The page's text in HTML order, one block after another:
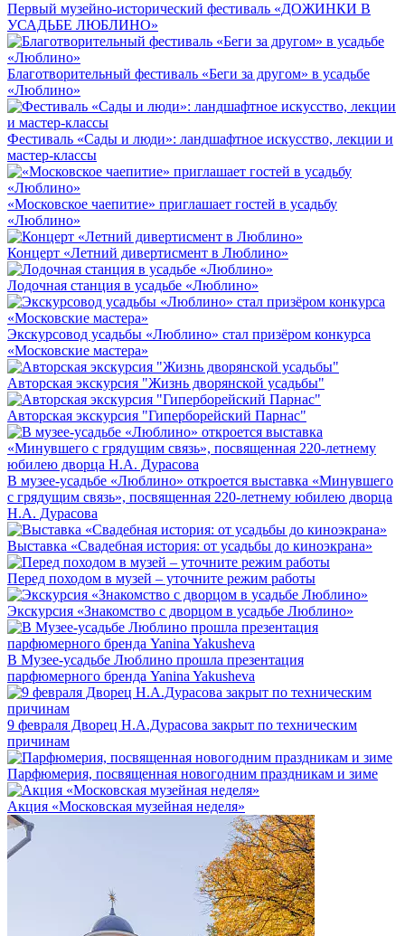
Первый музейно-исторический фестиваль «ДОЖИНКИ В
УСАДЬБЕ ЛЮБЛИНО»
Благотворительный фестиваль «Беги за другом» в усадьбе
«Люблино»
Фестиваль «Сады и люди»: ландшафтное искусство, лекции и
мастер-классы
«Московское чаепитие» приглашает гостей в усадьбу
«Люблино»
Концерт «Летний дивертисмент в Люблино»
Лодочная станция в усадьбе «Люблино»
Экскурсовод усадьбы «Люблино» стал призёром конкурса
«Московские мастера»
Авторская экскурсия "Жизнь дворянской усадьбы"
Авторская экскурсия "Гиперборейский Парнас"
В музее-усадьбе «Люблино» откроется выставка «Минувшего
с грядущим связь», посвященная 220-летнему юбилею дворца
Н.А. Дурасова
Выставка «Свадебная история: от усадьбы до киноэкрана»
Перед походом в музей – уточните режим работы
Экскурсия «Знакомство с дворцом в усадьбе Люблино»
В Музее-усадьбе Люблино прошла презентация
парфюмерного бренда Yanina Yakusheva
9 февраля Дворец Н.А.Дурасова закрыт по техническим
причинам
Парфюмерия, посвященная новогодним праздникам и зиме
Акция «Московская музейная неделя»